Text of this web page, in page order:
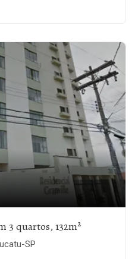
3 quartos, 132m²
SP